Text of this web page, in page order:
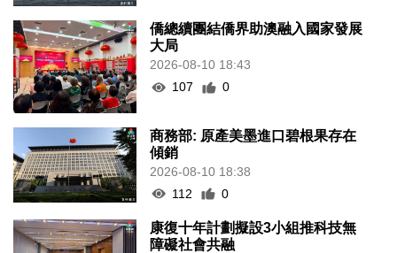
僑總續團結僑界助澳融入國家發展
大局
2026-08-10 18:43
107
0
商務部: 原產美墨進口碧根果存在
傾銷
2026-08-10 18:38
112
0
康復十年計劃擬設3小組推科技無
障礙社會共融